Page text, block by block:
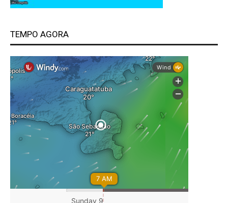
TEMPO AGORA